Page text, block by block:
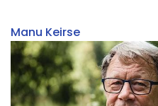
Manu Keirse